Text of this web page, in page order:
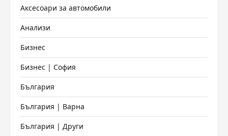
Аксесоари за автомобили
Анализи
Бизнес
Бизнес | София
България
България | Варна
България | Други